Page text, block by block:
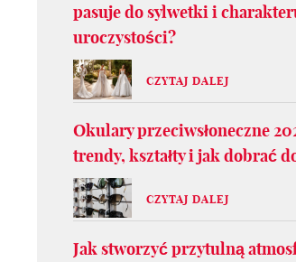
pasuje do sylwetki i
uroczystości?
CZYTAJ DALEJ
Okulary przeciwsłoneczne
trendy, kształty i jak dobrać
CZYTAJ DALEJ
Jak stworzyć przytulną